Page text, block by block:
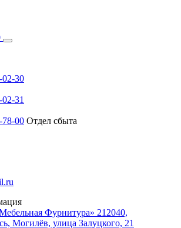
02-30
31
78-00 Отдел сбыта
Фурнитура» 212040,
Могилёв, улица Залуцкого, 21